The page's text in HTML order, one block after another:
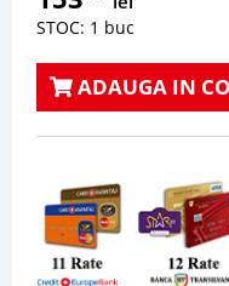
STOC: 1 buc
ADAUGA IN